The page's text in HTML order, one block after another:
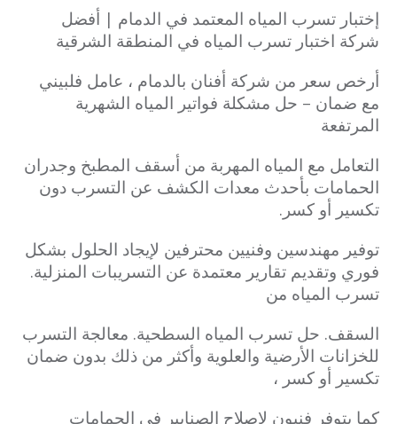
إختبار تسرب المياه المعتمد في الدمام | أفضل
شركة اختبار تسرب المياه في المنطقة الشرقية
أرخص سعر من شركة أفنان بالدمام ، عامل فلبيني
مع ضمان – حل مشكلة فواتير المياه الشهرية
المرتفعة
التعامل مع المياه المهربة من أسقف المطبخ وجدران
الحمامات بأحدث معدات الكشف عن التسرب دون
تكسير أو كسر.
توفير مهندسين وفنيين محترفين لإيجاد الحلول بشكل
فوري وتقديم تقارير معتمدة عن التسريبات المنزلية.
تسرب المياه من
السقف. حل تسرب المياه السطحية. معالجة التسرب
للخزانات الأرضية والعلوية وأكثر من ذلك بدون ضمان
تكسير أو كسر ،
كما يتوفر فنيون لإصلاح الصنابير في الحمامات